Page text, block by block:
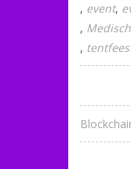
event